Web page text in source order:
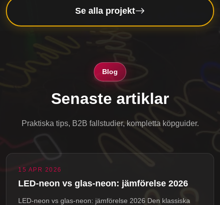
Se alla projekt
Blog
Senaste artiklar
Praktiska tips, B2B fallstudier, kompletta köpguider.
15 APR 2026
LED-neon vs glas-neon: jämförelse 2026
LED-neon vs glas-neon: jämförelse 2026 Den klassiska